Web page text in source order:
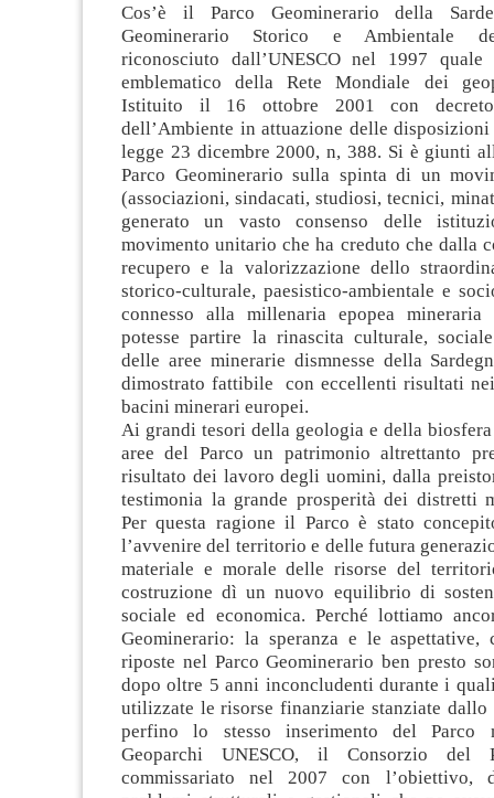
Cos’è il Parco Geominerario della
Geominerario Storico e Ambientale
riconosciuto dall’UNESCO nel 1997 quale
emblematico della Rete Mondiale dei
Istituito il 16 ottobre 2001 con
dell’Ambiente in attuazione delle
legge 23 dicembre 2000, n, 388. Si è giunti
Parco Geominerario sulla spinta di un
(associazioni, sindacati, studiosi, tecnici,
generato un vasto consenso delle
movimento unitario che ha creduto che dalla
recupero e la valorizzazione dello
storico-culturale, paesistico-ambientale e
connesso alla millenaria epopea mineraria
potesse partire la rinascita culturale,
delle aree minerarie dismnesse della
dimostrato fattibile con eccellenti risultati
bacini minerari europei.
Ai grandi tesori della geologia e della
aree del Parco un patrimonio altrettanto
risultato dei lavoro degli uomini, dalla
testimonia la grande prosperità dei distretti
Per questa ragione il Parco è stato
l’avvenire del territorio e delle futura
materiale e morale delle risorse del
costruzione dì un nuovo equilibrio di
sociale ed economica. Perché lottiamo
Geominerario: la speranza e le aspettative,
riposte nel Parco Geominerario ben presto
dopo oltre 5 anni inconcludenti durante i
utilizzate le risorse finanziarie stanziate dallo
perfino lo stesso inserimento del Parco
Geoparchi UNESCO, il Consorzio del
commissariato nel 2007 con l’obiettivo,